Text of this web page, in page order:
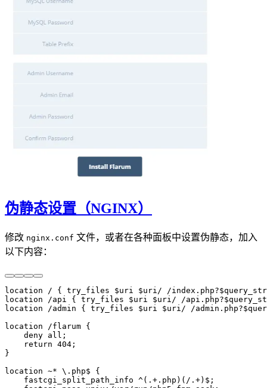
伪静态设置（NGINX）
修改 nginx.conf 文件，或者在各种面板中设置伪静态，加入
以下内容：
location / { try_files $uri $uri/ /
location /api { try_files $uri $uri/ /
location /admin { try_files $uri $uri/ /
location /flarum {
    deny all;
    return 404;
}
location ~* \.php$ {
    fastcgi_split_path_info ^(.+.php)(/.+)$;